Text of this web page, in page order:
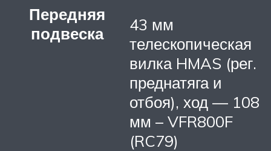
Передняя
подвеска
43 мм
телескопическая
вилка HMAS (рег.
преднатяга и
отбоя), ход — 108
мм – VFR800F
(RC79)